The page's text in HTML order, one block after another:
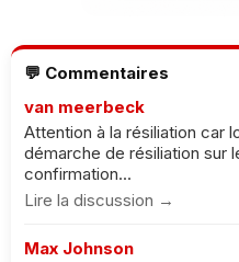
💬 Commentaires
van meerbeck
Attention à la résiliation car
démarche de résiliation sur
confirmation...
Lire la discussion →
Max Johnson